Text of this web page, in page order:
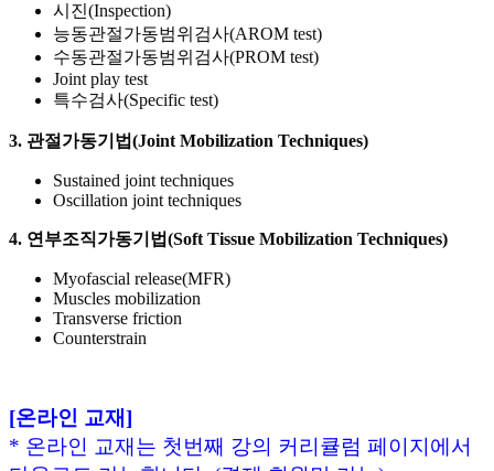
시진(Inspection)
능동관절가동범위검사(AROM test)
수동관절가동범위검사(PROM test)
Joint play test
특수검사(Specific test)
3. 관절가동기법(Joint Mobilization Techniques)
Sustained joint techniques
Oscillation joint techniques
4. 연부조직가동기법(Soft Tissue Mobilization Techniques)
Myofascial release(MFR)
Muscles mobilization
Transverse friction
Counterstrain
[온라인 교재]
* 온라인 교재는 첫번째 강의 커리큘럼 페이지에서